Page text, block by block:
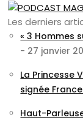
Les derniers
« 3 Hommes
- 27 janvier
La Princesse
signée
Haut-